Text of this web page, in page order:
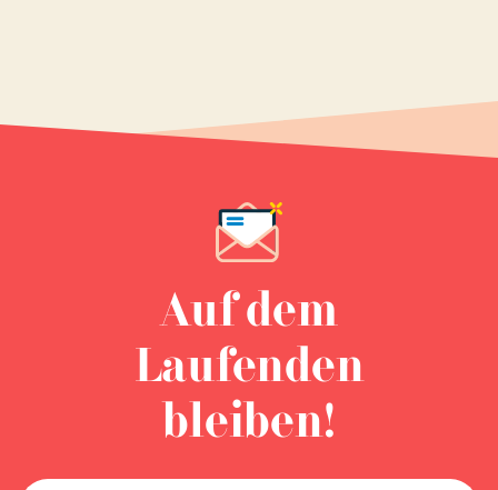
Auf dem
Laufenden
bleiben!